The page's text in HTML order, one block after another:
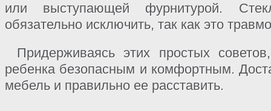
или выступающей фурнитурой.
обязательно исключить, так как это
Придерживаясь этих простых
ребенка безопасным и комфортным.
мебель и правильно ее расставить.